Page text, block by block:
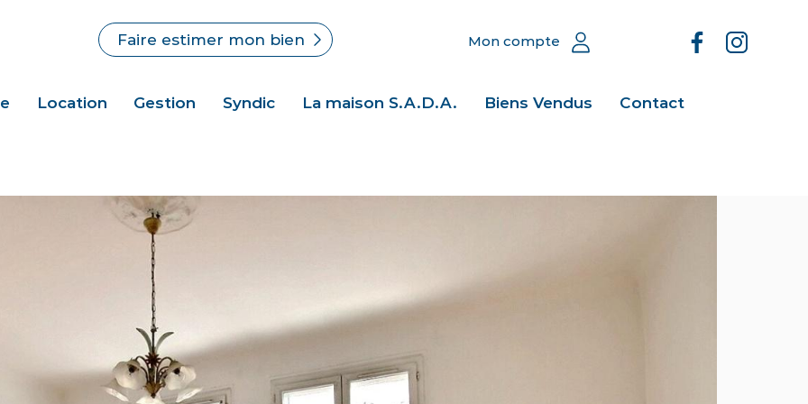
Location Gestion Syndic La maison S.A.D.A. Biens Vendus Contact
Mon compte
Faire estimer mon bien